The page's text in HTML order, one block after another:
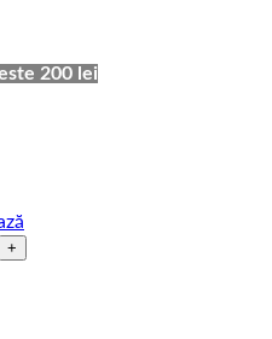
200 lei